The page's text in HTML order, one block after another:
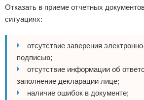
Отказать в приеме отчетных
ситуациях:
отсутствие заверения
подписью;
отсутствие информации об
заполнение декларации лице;
наличие ошибок в документе;